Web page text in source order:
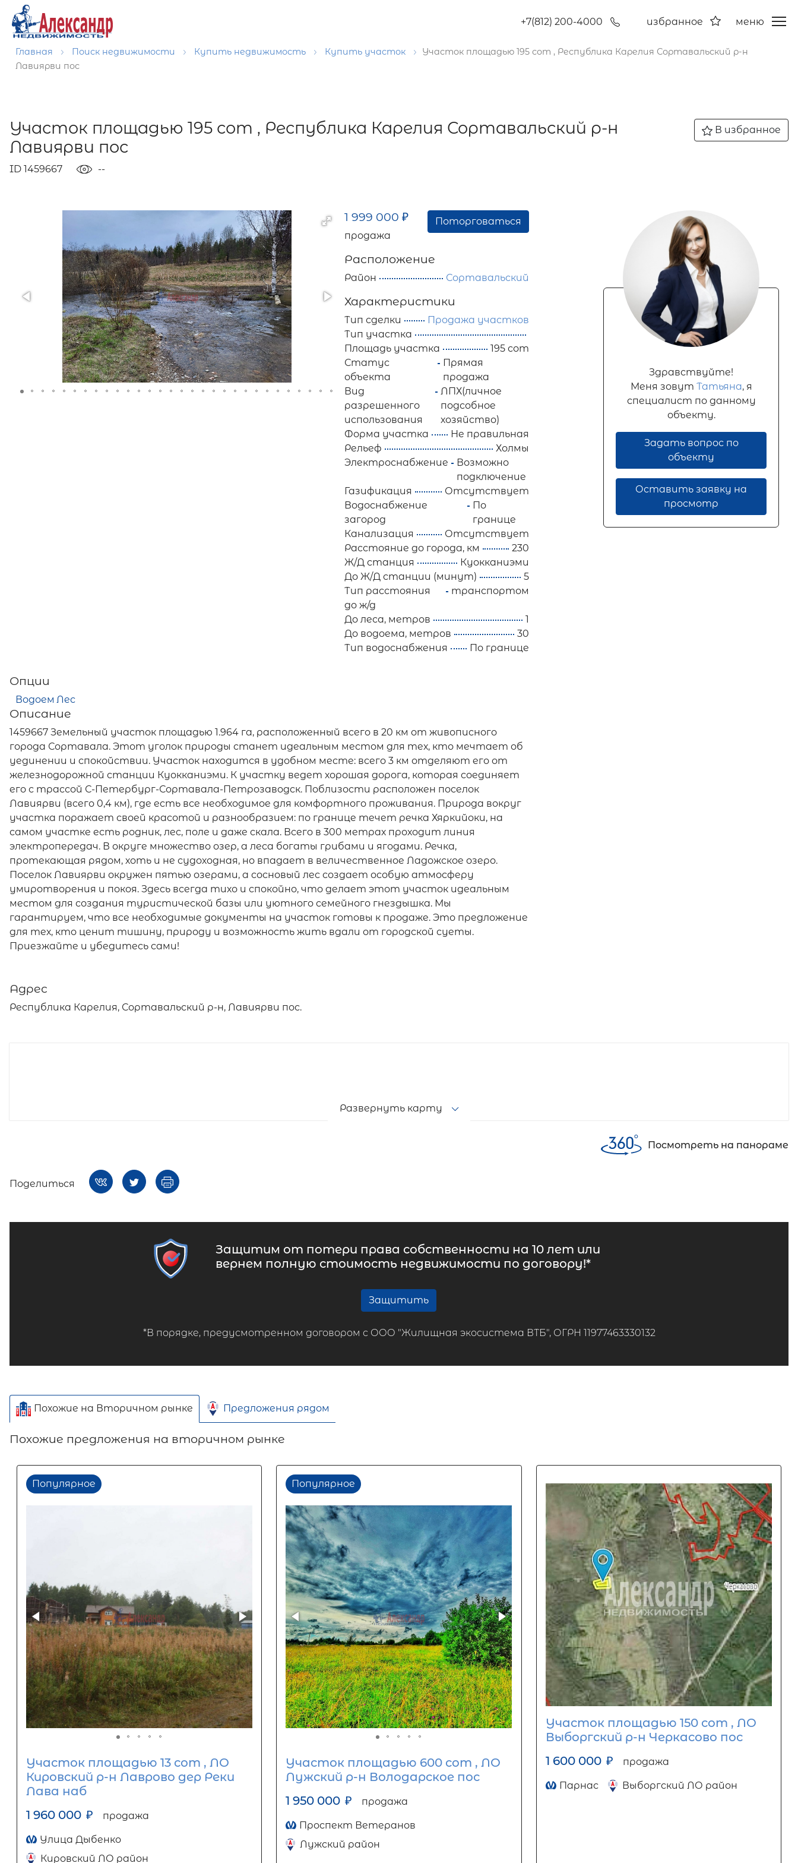
+7(812) 200-4000 избранное меню
Главная Поиск недвижимости Купить недвижимость Купить участок
Участок площадью 195 сот , Республика Карелия Сортавальский р-н
Лавиярви пос
Участок площадью 195 сот , Республика Карелия Сортавальский р-н
Лавиярви пос
ID 1459667 --
В избранное
1 999 000 ₽
продажа
Поторговаться
Расположение
Район Сортавальский
Характеристики
Тип сделки
Продажа участков
Тип участка
Площадь участка
195 сот
Статус
объекта
Прямая
продажа
Вид
разрешенного
использования
ЛПХ(личное
подсобное
хозяйство)
Форма участка
Не правильная
Рельеф
Холмы
Электроснабжение
Возможно
подключение
Газификация
Отсутствует
Водоснабжение
загород
По
границе
Канализация
Отсутствует
Расстояние до города, км
230
Ж/Д станция
Куокканиэми
До Ж/Д станции (минут)
5
Тип расстояния
до ж/д
транспортом
До леса, метров
1
До водоема, метров
30
Тип водоснабжения
По границе
Опции
Водоем Лес
Описание
1459667 Земельный участок площадью 1.964 га, расположенный всего в 20 км от живописного
города Сортавала. Этот уголок природы станет идеальным местом для тех, кто мечтает об
уединении и спокойствии. Участок находится в удобном месте: всего 3 км отделяют его от
железнодорожной станции Куокканиэми. К участку ведет хорошая дорога, которая соединяет
его с трассой С-Петербург-Сортавала-Петрозаводск. Поблизости расположен поселок
Лавиярви (всего 0,4 км), где есть все необходимое для комфортного проживания. Природа вокруг
участка поражает своей красотой и разнообразием: по границе течет речка Хяркийоки, на
самом участке есть родник, лес, поле и даже скала. Всего в 300 метрах проходит линия
электропередач. В округе множество озер, а леса богаты грибами и ягодами. Речка,
протекающая рядом, хоть и не судоходная, но впадает в величественное Ладожское озеро.
Поселок Лавиярви окружен пятью озерами, а сосновый лес создает особую атмосферу
умиротворения и покоя. Здесь всегда тихо и спокойно, что делает этот участок идеальным
местом для создания туристической базы или уютного семейного гнездышка. Мы
гарантируем, что все необходимые документы на участок готовы к продаже. Это предложение
для тех, кто ценит тишину, природу и возможность жить вдали от городской суеты.
Приезжайте и убедитесь сами!
Здравствуйте!
Меня зовут Татьяна, я
специалист по данному
объекту.
Задать вопрос по
объекту
Оставить заявку на
просмотр
Адрес
Республика Карелия, Сортавальский р-н, Лавиярви пос.
Развернуть карту
Посмотреть на панораме
Поделиться
Защитим от потери права собственности на 10 лет или
вернем полную стоимость недвижимости по договору!*
Защитить
*В порядке, предусмотренном договором с ООО "Жилищная экосистема ВТБ", ОГРН 11977463330132
Похожие на Вторичном рынке Предложения рядом
Похожие предложения на вторичном рынке
Популярное
Участок площадью 13 сот , ЛО
Кировский р-н Лаврово дер Реки
Лава наб
1 960 000 ₽ продажа
Улица Дыбенко
Кировский ЛО район
Популярное
Участок площадью 600 сот , ЛО
Лужский р-н Володарское пос
1 950 000 ₽ продажа
Проспект Ветеранов
Лужский район
Участок площадью 150 сот , ЛО
Выборгский р-н Черкасово пос
1 600 000 ₽ продажа
Парнас Выборгский ЛО район